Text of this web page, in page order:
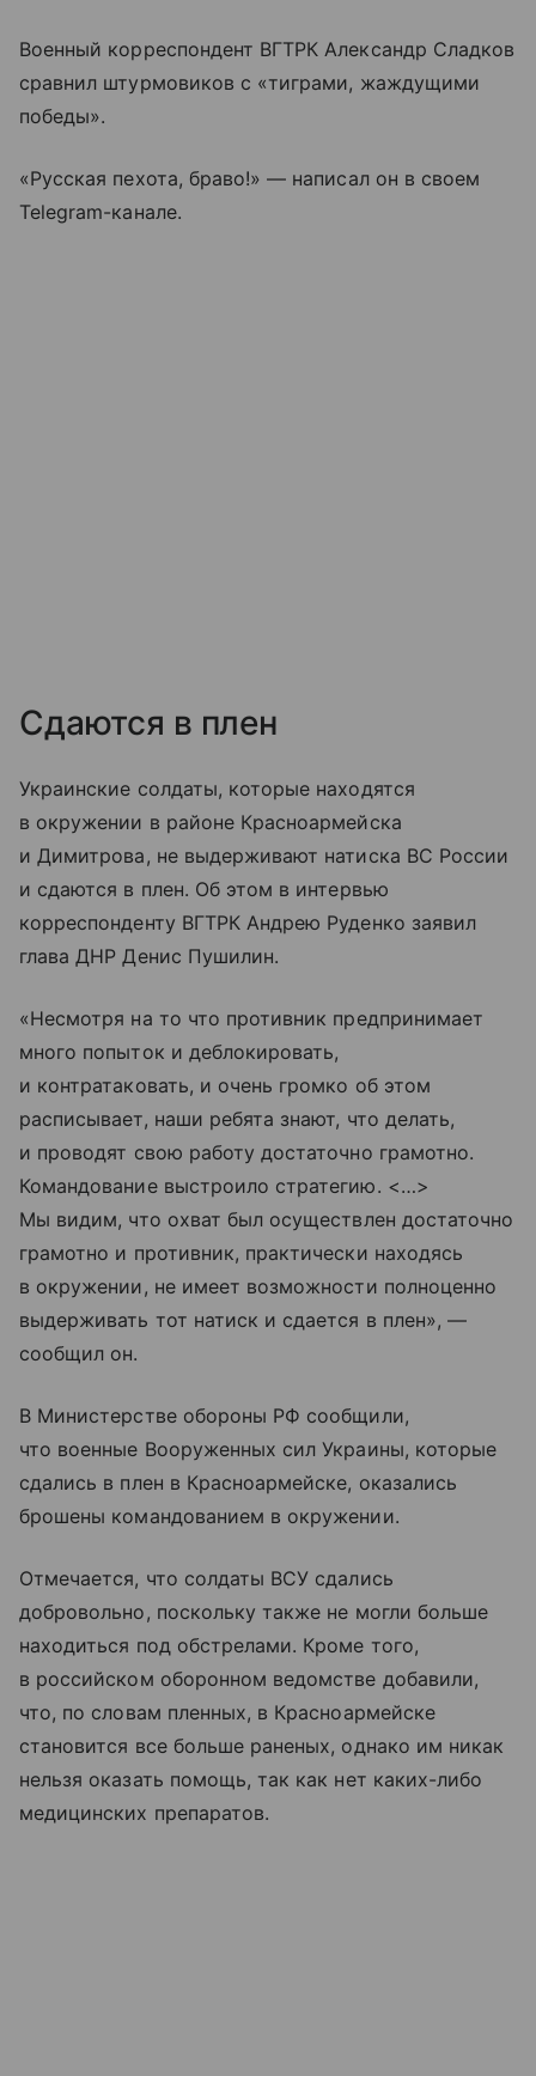
Военный корреспондент ВГТРК Александр Сладков
сравнил штурмовиков с «тиграми, жаждущими
победы».
«Русская пехота, браво!» — написал он в своем
Telegram-канале.
Сдаются в плен
Украинские солдаты, которые находятся
в окружении в районе Красноармейска
и Димитрова, не выдерживают натиска ВС России
и сдаются в плен. Об этом в интервью
корреспонденту ВГТРК Андрею Руденко заявил
глава ДНР Денис Пушилин.
«Несмотря на то что противник предпринимает
много попыток и деблокировать,
и контратаковать, и очень громко об этом
расписывает, наши ребята знают, что делать,
и проводят свою работу достаточно грамотно.
Командование выстроило стратегию. <…>
Мы видим, что охват был осуществлен достаточно
грамотно и противник, практически находясь
в окружении, не имеет возможности полноценно
выдерживать тот натиск и сдается в плен», —
сообщил он.
В Министерстве обороны РФ сообщили,
что военные Вооруженных сил Украины, которые
сдались в плен в Красноармейске, оказались
брошены командованием в окружении.
Отмечается, что солдаты ВСУ сдались
добровольно, поскольку также не могли больше
находиться под обстрелами. Кроме того,
в российском оборонном ведомстве добавили,
что, по словам пленных, в Красноармейске
становится все больше раненых, однако им никак
нельзя оказать помощь, так как нет каких-либо
медицинских препаратов.